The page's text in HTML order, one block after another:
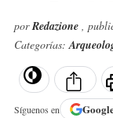
porRedazione ,
Categorías:
Síguenos en